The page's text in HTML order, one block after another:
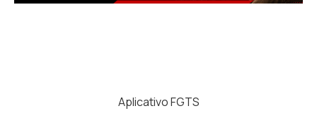
Aplicativo FGTS